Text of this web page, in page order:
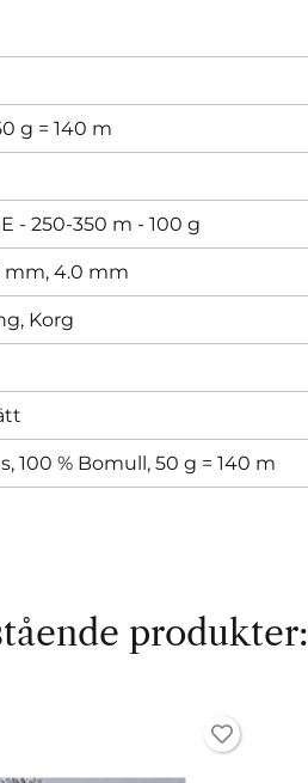
g = 140 m
- 250-350 m - 100 g
mm, 4.0 mm
Korg
100 % Bomull, 50 g = 140 m
produkter: